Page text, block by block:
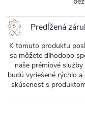
Predĺžená
K tomuto produktu
sa môžete dlhodobo
naše prémiové
budú vyriešené rýchlo
skúsenosť s